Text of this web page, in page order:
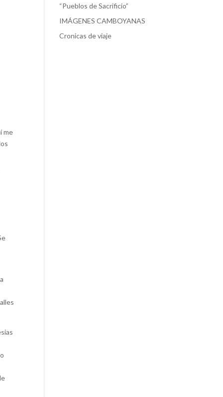
me
“Pueblos de Sacrificio”
IMÁGENES CAMBOYANAS
Cronicas de viaje